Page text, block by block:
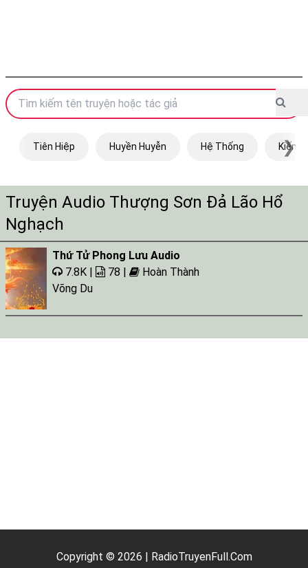
Tiên Hiệp Huyền Huyễn Hệ Thống Kiếm
❯
Truyện Audio Thượng Sơn Đả Lão Hổ
Nghạch
Thứ Tử Phong Lưu Audio
7.8K |
78 |
Hoàn Thành
Võng Du
Copyright © 2026 | RadioTruyenFull.Com